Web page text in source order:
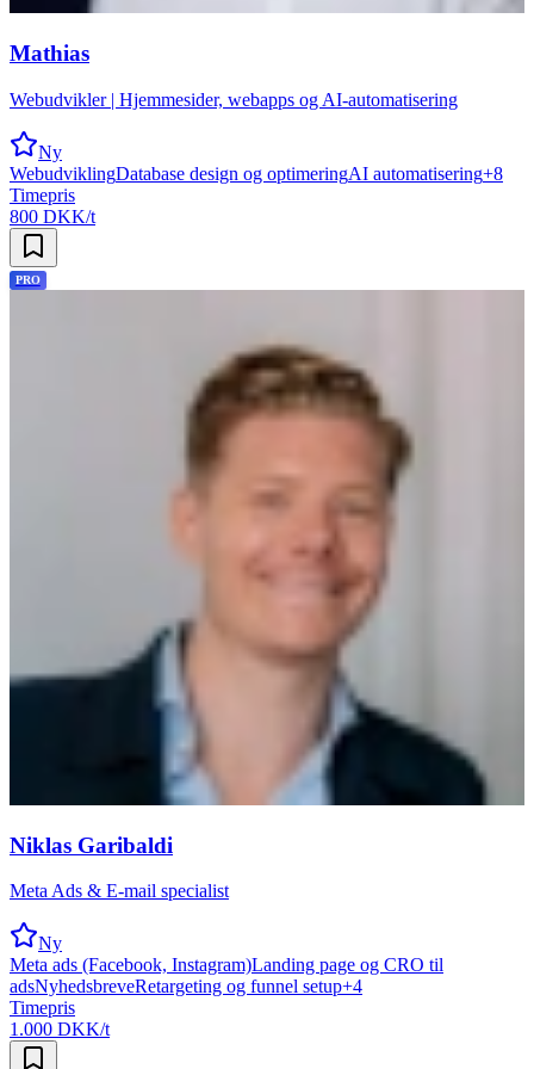
Mathias
Webudvikler | Hjemmesider, webapps og AI-automatisering
Ny
WebudviklingDatabase design og optimeringAI automatisering+8
Timepris
800 DKK/t
PRO
Niklas Garibaldi
Meta Ads & E-mail specialist
Ny
Meta ads (Facebook, Instagram)Landing page og CRO til
adsNyhedsbreveRetargeting og funnel setup+4
Timepris
1.000 DKK/t